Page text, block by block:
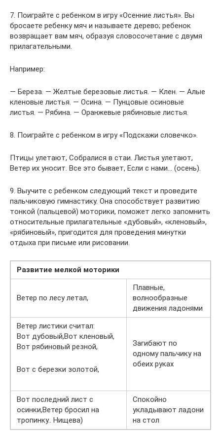
7. Поиграйте с ребенком в игру «Осенние листья». Вы
бросаете ребенку мяч и называете дерево; ребенок
возвращает вам мяч, образуя словосочетание с двумя
прилагательными.
Например:
— Береза. — Желтые березовые листья. — Клен. — Алые
кленовые листья. — Осина. — Пунцовые осиновые
листья. — Рябина. — Оранжевые рябиновые листья.
8. Поиграйте с ребенком в игру «Подскажи словечко».
Птицы улетают, Собралися в стаи. Листья улетают,
Ветер их уносит. Все это бывает, Если с нами… (осень).
9. Выучите с ребенком следующий текст и проведите
пальчиковую гимнастику. Она способствует развитию
тонкой (пальцевой) моторики, поможет легко запомнить
относительные прилагательные «дубовый», «кленовый»,
«рябиновый», пригодится для проведения минутки
отдыха при письме или рисовании.
Развитие мелкой моторики
Ветер по лесу летал,
Плавные,
волнообразные
движения ладонями
Ветер листики считал:
Вот дубовый,Вот кленовый,
Вот рябиновый резной,
Вот с березки золотой,
Загибают по
одному пальчику на
обеих руках
Вот последний лист с
осинки,Ветер бросил на
тропинку.. Нищева)
Спокойно
укладывают ладони
на стол